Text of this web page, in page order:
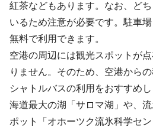
紅茶などもあります。なお、ど
いるため注意が必要です。駐車
無料で利用できます。
空港の周辺には観光スポットが
りません。そのため、空港から
シャトルバスの利用をおすすめ
海道最大の湖「サロマ湖」や、
ポット「オホーツク流氷科学セ